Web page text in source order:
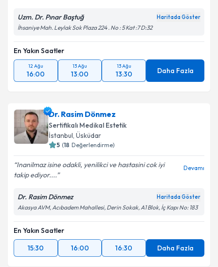
Uzm. Dr. Pınar Baştuğ Haritada Göster
İhsaniye Mah. Leylak Sok Plaza 224 . No : 5 Kat :7 D:32
En Yakın Saatler
12 Ağu
16:00
13 Ağu
13:00
13 Ağu
13:30 Daha Fazla
Dr. Rasim Dönmez
Sertifikalı Medikal Estetik
İstanbul, Üsküdar
5 (18 Değerlendirme)
Inanilmaz isine odakli, yenilikci ve hastasini cok iyi
takip ediyor....
Devamı
Dr. Rasim Dönmez Haritada Göster
Akasya AVM, Acıbadem Mahallesi, Derin Sokak, A1 Blok, İç Kapı No: 183
En Yakın Saatler
15:30
16:00 16:30 Daha Fazla